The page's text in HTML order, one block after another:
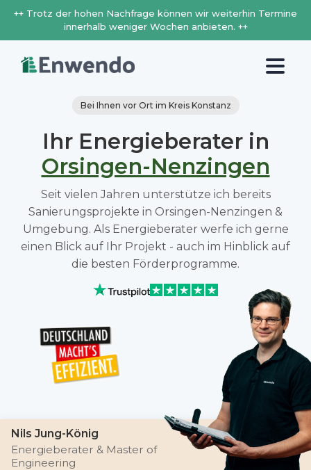
++ Trotz der hohen Nachfrage können wir weiterhin Termine
innerhalb weniger Wochen anbieten. ++
Bei Ihnen vor Ort im Kreis Konstanz
Ihr Energieberater in
Orsingen-Nenzingen
Seit vielen Jahren unterstütze ich bereits
Sanierungsprojekte in Orsingen-Nenzingen &
Umgebung. Als Energieberater werfe ich gerne
einen Blick auf Ihr Projekt - auch im Hinblick auf
die besten Förderprogramme.
Nils Jung-König
Energieberater & Master of
Engineering